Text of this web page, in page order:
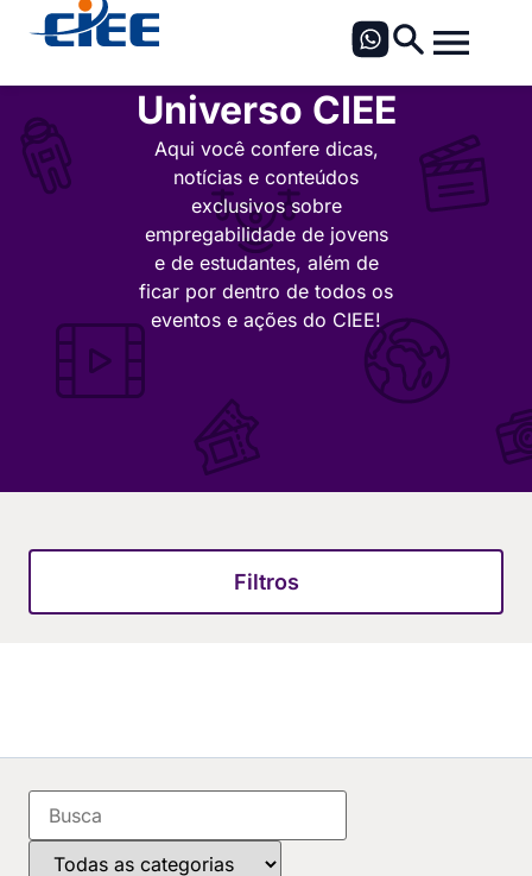
Universo CIEE
Aqui você confere dicas,
notícias e conteúdos
exclusivos sobre
empregabilidade de jovens
e de estudantes, além de
ficar por dentro de todos os
eventos e ações do CIEE!
Filtros